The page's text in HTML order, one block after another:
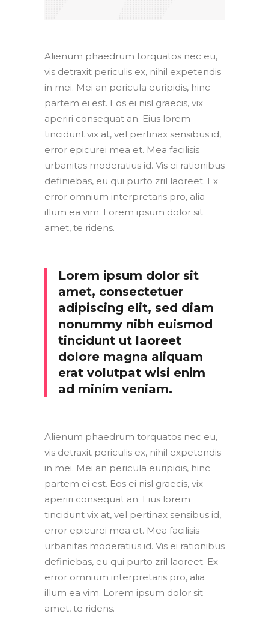
Alienum phaedrum torquatos nec eu,
vis detraxit periculis ex, nihil expetendis
in mei. Mei an pericula euripidis, hinc
partem ei est. Eos ei nisl graecis, vix
aperiri consequat an. Eius lorem
tincidunt vix at, vel pertinax sensibus id,
error epicurei mea et. Mea facilisis
urbanitas moderatius id. Vis ei rationibus
definiebas, eu qui purto zril laoreet. Ex
error omnium interpretaris pro, alia
illum ea vim. Lorem ipsum dolor sit
amet, te ridens.
Lorem ipsum dolor sit
amet, consectetuer
adipiscing elit, sed diam
nonummy nibh euismod
tincidunt ut laoreet
dolore magna aliquam
erat volutpat wisi enim
ad minim veniam.
Alienum phaedrum torquatos nec eu,
vis detraxit periculis ex, nihil expetendis
in mei. Mei an pericula euripidis, hinc
partem ei est. Eos ei nisl graecis, vix
aperiri consequat an. Eius lorem
tincidunt vix at, vel pertinax sensibus id,
error epicurei mea et. Mea facilisis
urbanitas moderatius id. Vis ei rationibus
definiebas, eu qui purto zril laoreet. Ex
error omnium interpretaris pro, alia
illum ea vim. Lorem ipsum dolor sit
amet, te ridens.